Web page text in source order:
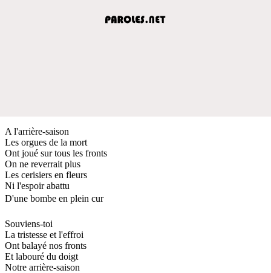
A l'arrière-saison
Les orgues de la mort
Ont joué sur tous les fronts
On ne reverrait plus
Les cerisiers en fleurs
Ni l'espoir abattu
D'une bombe en plein cur
Souviens-toi
La tristesse et l'effroi
Ont balayé nos fronts
Et labouré du doigt
Notre arrière-saison